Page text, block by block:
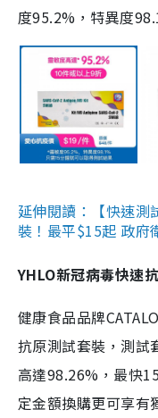
度95.2%，特異度
延伸閱讀：【快速測
裝！最平$15起 政府
YHLO新冠病毒快速
健康食品品牌
抗原測試套裝，測試
高達98.26%，最快
定金額換購更可享